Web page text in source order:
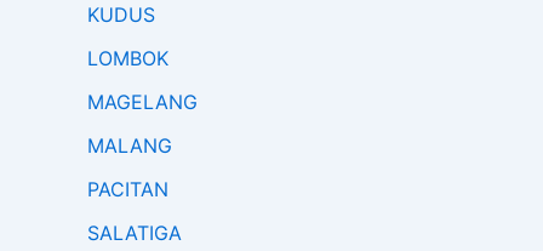
KUDUS
LOMBOK
MAGELANG
MALANG
PACITAN
SALATIGA